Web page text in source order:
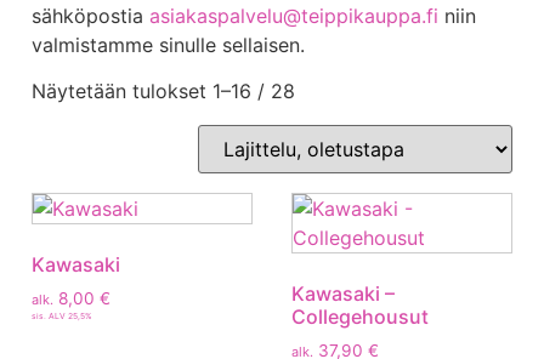
sähköpostia asiakaspalvelu@teippikauppa.fi niin
valmistamme sinulle sellaisen.
Näytetään tulokset 1–16 / 28
Kawasaki
alk. 8,00 €
sis. ALV 25,5%
Kawasaki –
Collegehousut
alk. 37,90 €